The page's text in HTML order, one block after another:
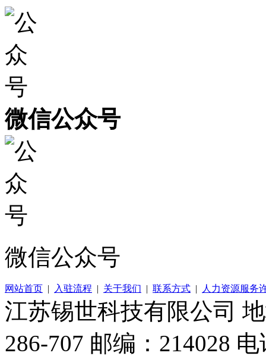
微信公众号
微信公众号
网站首页 | 入驻流程 | 关于我们 | 联系方式 | 人力资源服务
江苏锡世科技有限公司
286-707 邮编：214028